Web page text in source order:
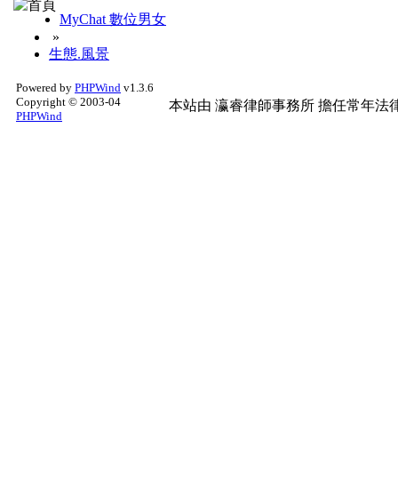
MyChat 數位男女
»
生態.風景
Powered by PHPWind v1.3.6
Copyright © 2003-04
PHPWind
本站由 瀛睿律師事務所 擔任常年法